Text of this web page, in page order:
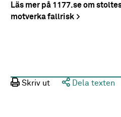
Läs mer på 1177.se om
motverka fallrisk
Skriv ut Dela texten